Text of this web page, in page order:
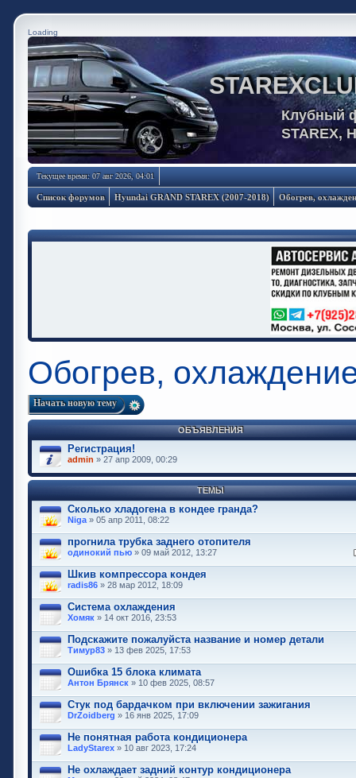
Loading
Клубный
STAREX,
Текущее время: 07 авг 2026, 04:01
Список форумов Hyundai GRAND STAREX (2007-2018) Обогрев,
Обогрев,
Начать новую тему
ОБЪЯВЛЕНИЯ
Регистрация!
admin » 27 апр 2009, 00:29
ТЕМЫ
Сколько хладогена в кондее гранда?
Niga » 05 апр 2011, 08:22
прогнила трубка заднего отопителя
одинокий пью » 09 май 2012, 13:27
Шкив компрессора кондея
radis86 » 28 мар 2012, 18:09
Система охлаждения
Хомяк » 14 окт 2016, 23:53
Подскажите пожалуйста название и номер детали
Тимур83 » 13 фев 2025, 17:53
Ошибка 15 блока климата
Антон Брянск » 10 фев 2025, 08:57
Стук под бардачком при включении зажигания
DrZoidberg » 16 янв 2025, 17:09
Не понятная работа кондиционера
LadyStarex » 10 авг 2023, 17:24
Не охлаждает задний контур кондиционера